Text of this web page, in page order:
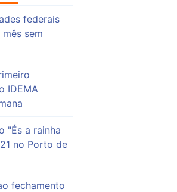
federais
sem
IDEMA
"És a rainha
no Porto de
fechamento